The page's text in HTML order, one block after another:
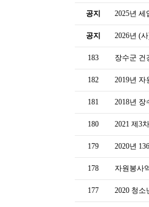
공지 2025년 세
공지 2026년 (
183 장수군 건
182 2019년 자
181 2018년
180 2021 제3
179 2020년
178 자원봉사
177 2020 청소